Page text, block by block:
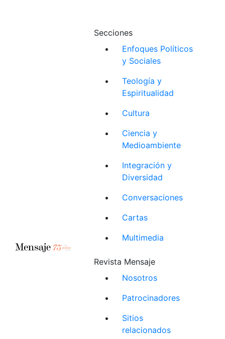
Secciones
Enfoques Políticos
y Sociales
Teología y
Espiritualidad
Cultura
Ciencia y
Medioambiente
Integración y
Diversidad
Conversaciones
Cartas
Multimedia
Revista Mensaje
Nosotros
Patrocinadores
Sitios
relacionados